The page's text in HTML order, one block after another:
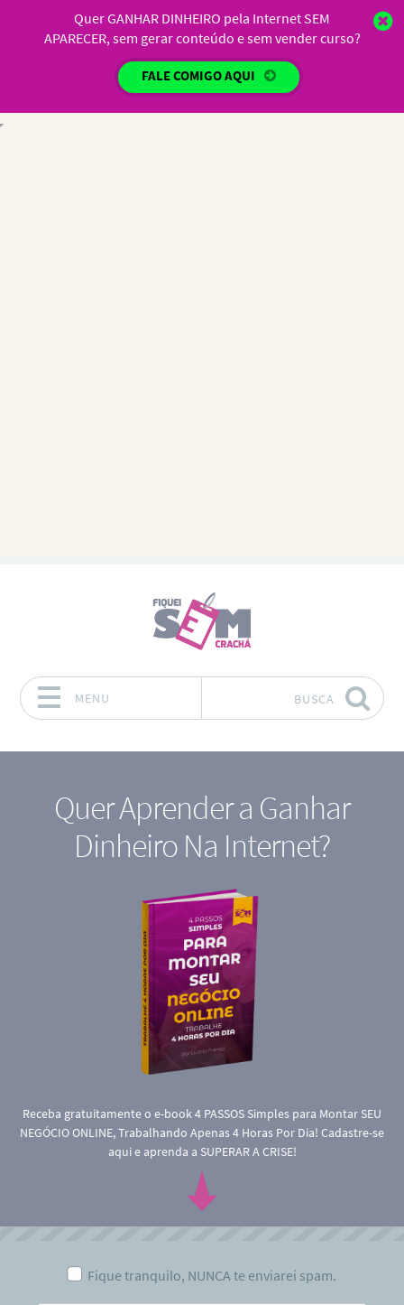
Quer GANHAR DINHEIRO pela Internet SEM
APARECER, sem gerar conteúdo e sem vender curso?
FALE COMIGO AQUI
MENU BUSCA
Quer Aprender a Ganhar
Dinheiro Na Internet?
Receba gratuitamente o e-book 4 PASSOS Simples para Montar SEU
NEGÓCIO ONLINE, Trabalhando Apenas 4 Horas Por Dia! Cadastre-se
aqui e aprenda a SUPERAR A CRISE!
Fique tranquilo, NUNCA te enviarei spam.